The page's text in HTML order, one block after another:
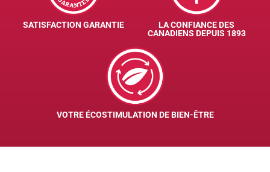
SATISFACTION GARANTIE
LA CONFIANCE DES
CANADIENS DEPUIS 1893
VOTRE ÉCOSTIMULATION DE BIEN-ÊTRE